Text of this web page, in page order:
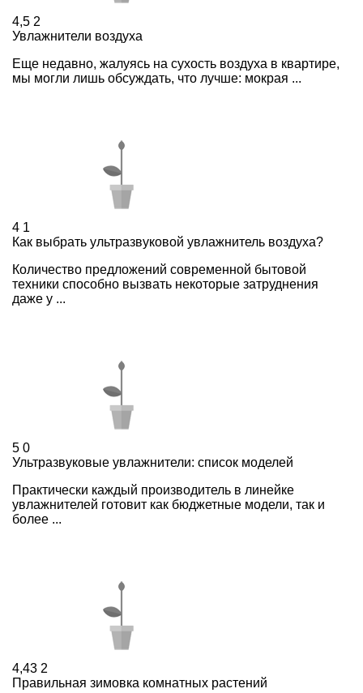
4,5 2
Увлажнители воздуха
Еще недавно, жалуясь на сухость воздуха в квартире,
мы могли лишь обсуждать, что лучше: мокрая ...
4 1
Как выбрать ультразвуковой увлажнитель воздуха?
Количество предложений современной бытовой
техники способно вызвать некоторые затруднения
даже у ...
5 0
Ультразвуковые увлажнители: список моделей
Практически каждый производитель в линейке
увлажнителей готовит как бюджетные модели, так и
более ...
4,43 2
Правильная зимовка комнатных растений